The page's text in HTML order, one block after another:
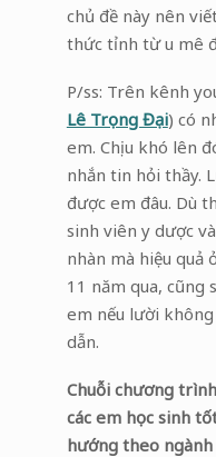
chủ đề này nên
thức tỉnh từ u mê
P/ss: Trên kênh
Lê Trọng Đại) có
em. Chịu khó lên
nhắn tin hỏi thầy.
được em đâu. Dù
sinh viên y dược và
nhàn mà hiệu quả
11 năm qua, cũng
em nếu lười
dẫn.
Chuỗi chương
các em học sinh
hướng theo ngành